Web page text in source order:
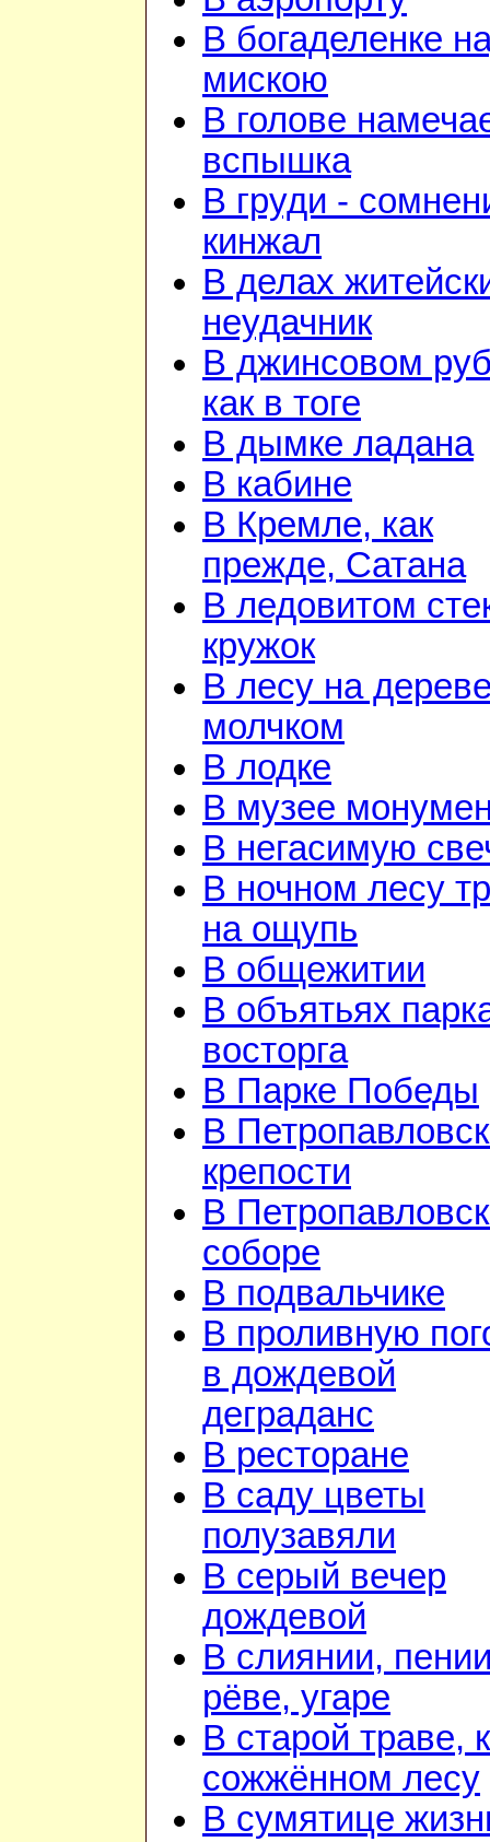
В богаделенке
мискою
В голове
вспышка
В груди -
кинжал
В делах
неудачник
В джинсовом
как в тоге
В дымке ладана
В кабине
В Кремле, как
прежде, Сатана
В ледовитом
кружок
В лесу на
молчком
В лодке
В музее
В негасимую
В ночном лесу
на ощупь
В общежитии
В объятьях
восторга
В Парке Победы
В
крепости
В
соборе
В подвальчике
В проливную
в дождевой
деграданс
В ресторане
В саду цветы
полузавяли
В серый вечер
дождевой
В слиянии,
рёве, угаре
В старой траве,
сожжённом лесу
В сумятице